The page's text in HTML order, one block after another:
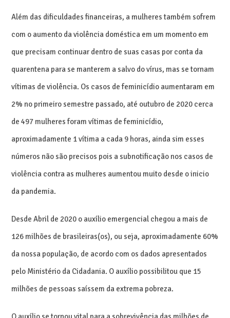
Além das dificuldades financeiras, a mulheres também sofrem
com o aumento da violência doméstica em um momento em
que precisam continuar dentro de suas casas por conta da
quarentena para se manterem a salvo do vírus, mas se tornam
vítimas de violência. Os casos de feminicídio aumentaram em
2% no primeiro semestre passado, até outubro de 2020 cerca
de 497 mulheres foram vítimas de feminicídio,
aproximadamente 1 vítima a cada 9 horas, ainda sim esses
números não são precisos pois a subnotificação nos casos de
violência contra as mulheres aumentou muito desde o inicio
da pandemia.
Desde Abril de 2020 o auxílio emergencial chegou a mais de
126 milhões de brasileiras(os), ou seja, aproximadamente 60%
da nossa população, de acordo com os dados apresentados
pelo Ministério da Cidadania. O auxílio possibilitou que 15
milhões de pessoas saíssem da extrema pobreza.